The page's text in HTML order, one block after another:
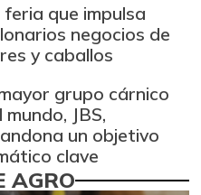
feria que impulsa
negocios de
y caballos
grupo cárnico
mundo, JBS,
un objetivo
clave
AGRO